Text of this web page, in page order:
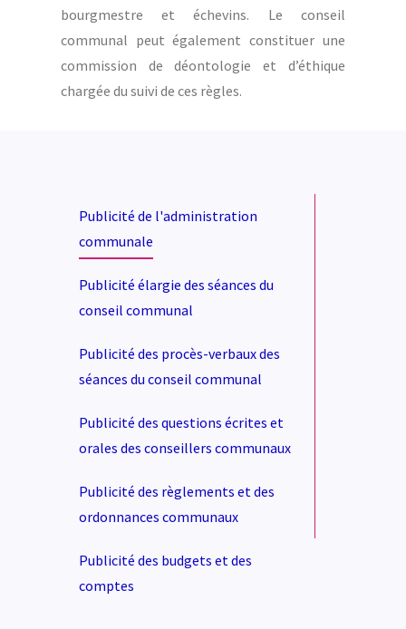
bourgmestre et échevins. Le conseil
communal peut également constituer une
commission de déontologie et d’éthique
chargée du suivi de ces règles.
Publicité de l'administration
communale
Publicité élargie des séances du
conseil communal
Publicité des procès-verbaux des
séances du conseil communal
Publicité des questions écrites et
orales des conseillers communaux
Publicité des règlements et des
ordonnances communaux
Publicité des budgets et des
comptes